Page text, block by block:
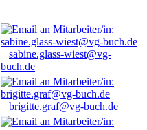
sabine.glass-wiest@vg-
buch.de
brigitte.graf@vg-buch.de